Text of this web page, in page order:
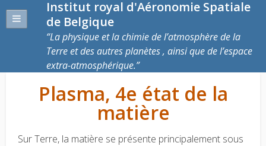
Institut royal d'Aéronomie Spatiale
de Belgique
La physique et la chimie de l’atmosphère de la
Terre et des autres planètes , ainsi que de l’espace
extra-atmosphérique.
Plasma, 4e état de la
matière
Sur Terre, la matière se présente principalement sous